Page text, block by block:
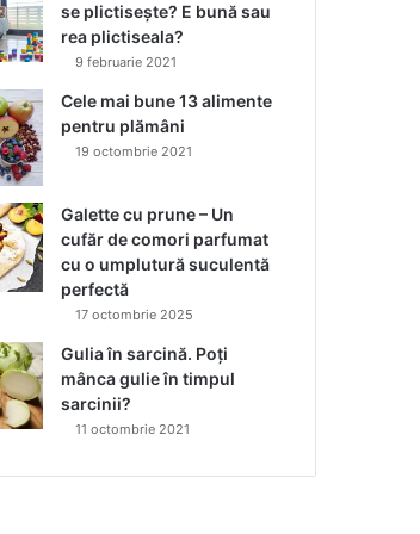
se plictisește? E bună sau
rea plictiseala?
9 februarie 2021
Cele mai bune 13 alimente
pentru plămâni
19 octombrie 2021
Galette cu prune – Un
cufăr de comori parfumat
cu o umplutură suculentă
perfectă
17 octombrie 2025
Gulia în sarcină. Poți
mânca gulie în timpul
sarcinii?
11 octombrie 2021